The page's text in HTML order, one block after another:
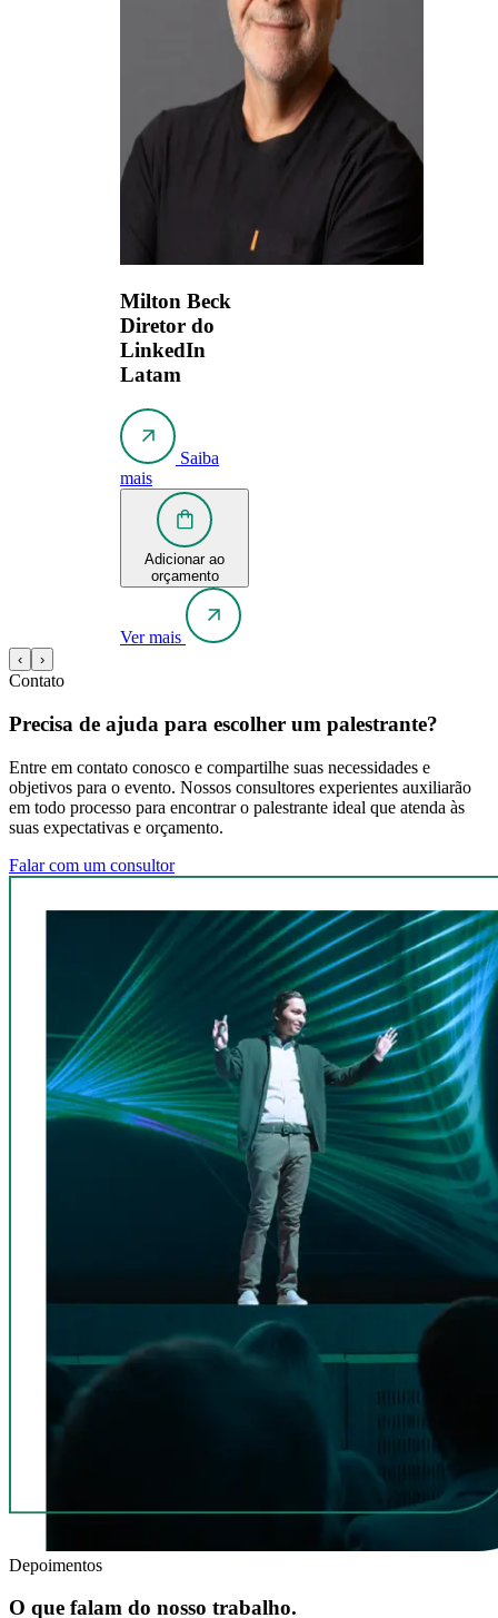
Milton Beck
Diretor do
LinkedIn
Latam
Saiba
mais
Adicionar ao
orçamento
Ver mais
‹ ›
Contato
Precisa de ajuda para escolher um palestrante?
Entre em contato conosco e compartilhe suas necessidades e
objetivos para o evento. Nossos consultores experientes auxiliarão
em todo processo para encontrar o palestrante ideal que atenda às
suas expectativas e orçamento.
Falar com um consultor
Depoimentos
O que falam do nosso trabalho.